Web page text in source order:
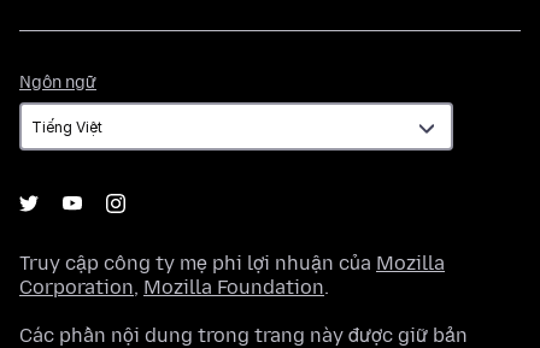
Ngôn ngữ
ngữ
Truy cập công ty mẹ phi lợi nhuận của Mozilla
Corporation, Mozilla Foundation.
Các phần nội dung trong trang này được giữ bản